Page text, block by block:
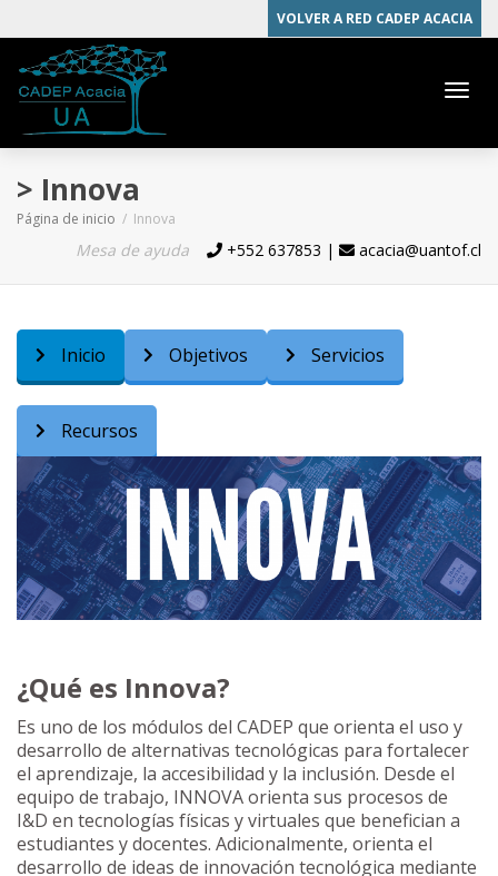
VOLVER A RED CADEP ACACIA
> Innova
Página de inicio Innova
Mesa de ayuda Teléfono
+552 637853 | Email
acacia@uantof.cl
Inicio Objetivos Servicios
Recursos
¿Qué es Innova?
Es uno de los módulos del CADEP que orienta el uso y
desarrollo de alternativas tecnológicas para fortalecer
el aprendizaje, la accesibilidad y la inclusión. Desde el
equipo de trabajo, INNOVA orienta sus procesos de
I&D en tecnologías físicas y virtuales que benefician a
estudiantes y docentes. Adicionalmente, orienta el
desarrollo de ideas de innovación tecnológica mediante